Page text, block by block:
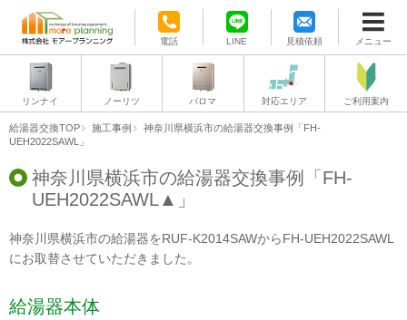
電話 LINE 見積依頼 メニュー
リンナイ ノーリツ パロマ 対応エリア ご利用案内
給湯器交換TOP 施工事例
神奈川県横浜市の給湯器交換事例「FH-
UEH2022SAWL」
神奈川県横浜市の給湯器交換事例「FH-
UEH2022SAWL▲」
神奈川県横浜市の給湯器をRUF-K2014SAWからFH-UEH2022SAWL
にお取替させていただきました。
給湯器本体